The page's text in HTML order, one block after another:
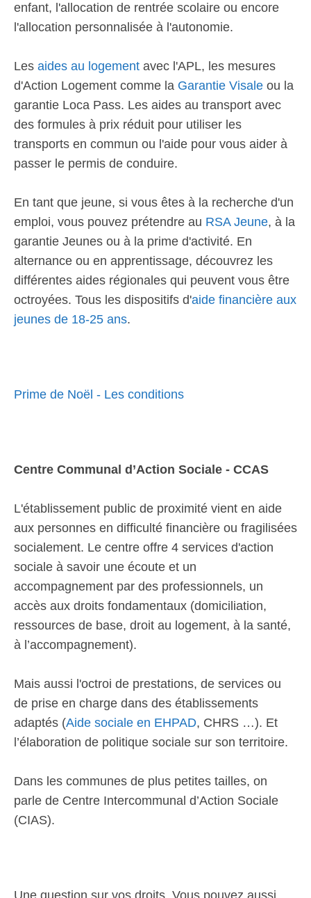
enfant, l'allocation de rentrée scolaire ou encore
l'allocation personnalisée à l'autonomie.
Les aides au logement avec l'APL, les mesures
d'Action Logement comme la Garantie Visale ou la
garantie Loca Pass. Les aides au transport avec
des formules à prix réduit pour utiliser les
transports en commun ou l'aide pour vous aider à
passer le permis de conduire.
En tant que jeune, si vous êtes à la recherche d'un
emploi, vous pouvez prétendre au RSA Jeune, à la
garantie Jeunes ou à la prime d'activité. En
alternance ou en apprentissage, découvrez les
différentes aides régionales qui peuvent vous être
octroyées. Tous les dispositifs d'aide financière aux
jeunes de 18-25 ans.
Prime de Noël - Les conditions
Centre Communal d’Action Sociale - CCAS
L'établissement public de proximité vient en aide
aux personnes en difficulté financière ou fragilisées
socialement. Le centre offre 4 services d'action
sociale à savoir une écoute et un
accompagnement par des professionnels, un
accès aux droits fondamentaux (domiciliation,
ressources de base, droit au logement, à la santé,
à l’accompagnement).
Mais aussi l'octroi de prestations, de services ou
de prise en charge dans des établissements
adaptés (Aide sociale en EHPAD, CHRS …). Et
l’élaboration de politique sociale sur son territoire.
Dans les communes de plus petites tailles, on
parle de Centre Intercommunal d’Action Sociale
(CIAS).
Une question sur vos droits. Vous pouvez aussi